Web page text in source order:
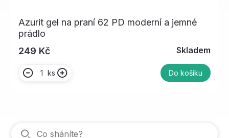
Azurit gel na praní 62 PD moderní a jemné
prádlo
249 Kč
Skladem
ks Do košíku